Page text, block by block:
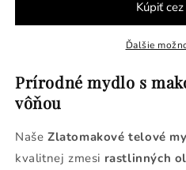
citrónovej
vôňou
citrónovej
trávyĎalšie
Prírodné mydlo s
vôňou
Naše Zlatomakové telové
kvalitnej zmesi rastlinných